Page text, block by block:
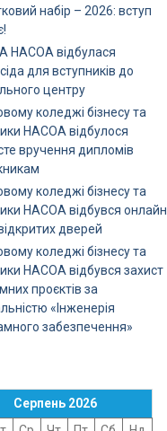
набір – 2026: вступ
НАСОА відбулася
для вступників до
центру
коледжі бізнесу та
НАСОА відбулося
вручення дипломів
коледжі бізнесу та
НАСОА відбувся онлайн
дверей
коледжі бізнесу та
НАСОА відбувся захист
проєктів за
«Інженерія
забезпечення»
Серпень 2026